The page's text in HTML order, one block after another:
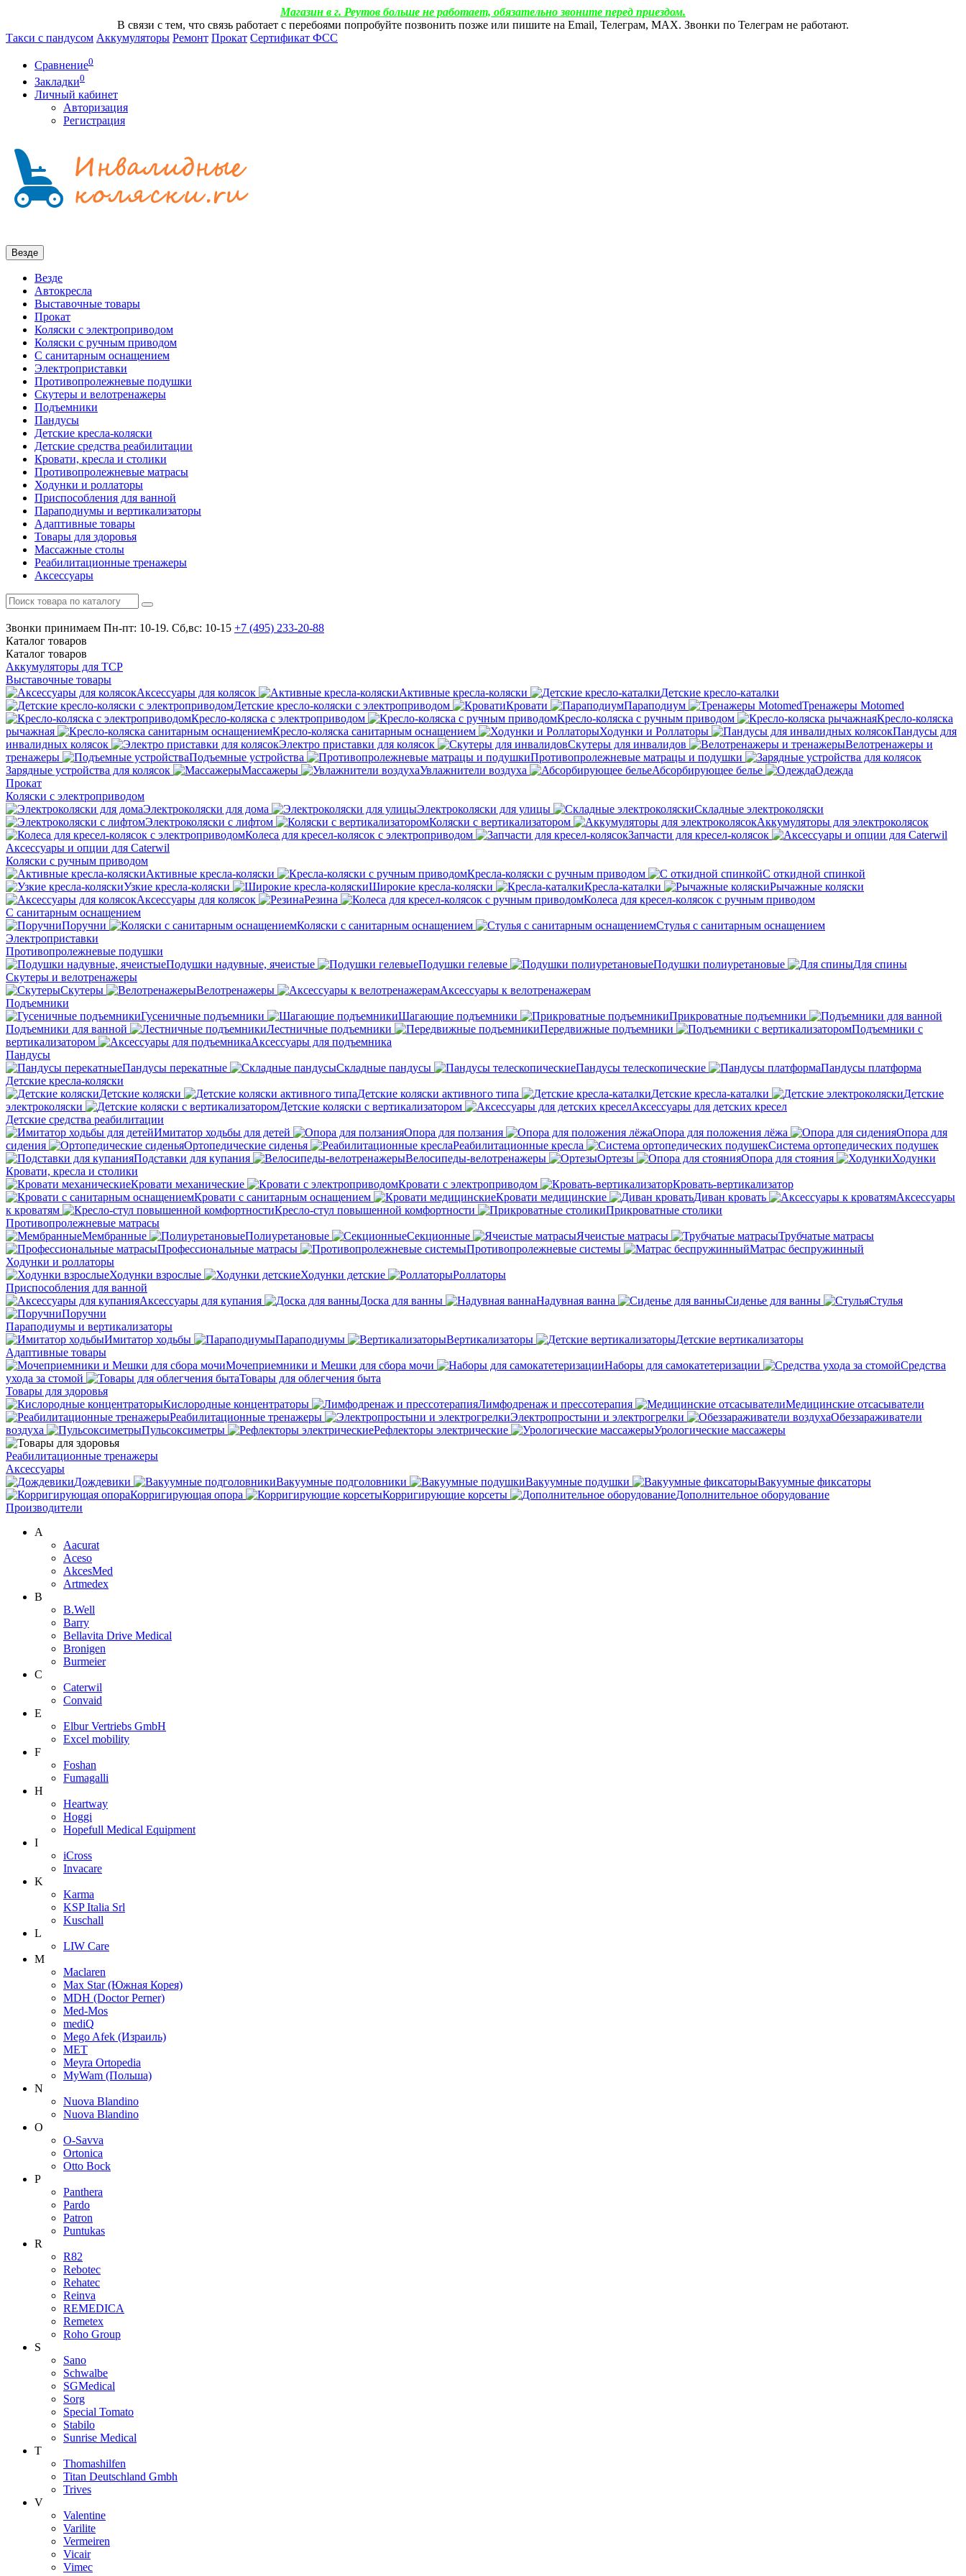
Магазин в г. Реутов больше не работает, обязательно звоните перед приездом.
В связи с тем, что связь работает с перебоями попробуйте позвонить позже или пишите на Email, Телеграм, МАХ. Звонки по Телеграм не работают.
Такси с пандусом Аккумуляторы Ремонт Прокат Сертификат ФСС
Сравнение0
Закладки0
Личный кабинет
Авторизация
Регистрация
Везде
Везде
Автокресла
Выставочные товары
Прокат
Коляски с электроприводом
Коляски с ручным приводом
С санитарным оснащением
Электроприставки
Противопролежневые подушки
Скутеры и велотренажеры
Подъемники
Пандусы
Детские кресла-коляски
Детские средства реабилитации
Кровати, кресла и столики
Противопролежневые матрасы
Ходунки и роллаторы
Приспособления для ванной
Параподиумы и вертикализаторы
Адаптивные товары
Товары для здоровья
Массажные столы
Реабилитационные тренажеры
Аксессуары
Звонки принимаем Пн-пт: 10-19. Сб,вс: 10-15 +7 (495) 233-20-88
Каталог товаров
Каталог товаров
Аккумуляторы для ТСР
Выставочные товары
Аксессуары для колясок
Активные кресла-коляски
Детские кресло-каталки
Детские кресло-коляски с электроприводом
Кровати Параподиум
Тренажеры Motomed
Кресло-коляска с электроприводом
Кресло-коляска с ручным приводом
Кресло-коляска
рычажная
Кресло-коляска санитарным оснащением Ходунки и Роллаторы
Пандусы для
инвалидных колясок
Электро приставки для колясок Скутеры для инвалидов
Велотренажеры и
тренажеры
Подъемные устройства
Противопролежневые матрацы и подушки
Зарядные устройства для колясок
Массажеры Увлажнители воздуха Абсорбирующее белье
Одежда
Прокат
Коляски с электроприводом
Электроколяски для дома
Электроколяски для улицы
Складные электроколяски
Электроколяски с лифтом
Коляски с вертикализатором
Аккумуляторы для электроколясок
Колеса для кресел-колясок с электроприводом
Запчасти для кресел-колясок
Аксессуары и опции для Caterwil
Коляски с ручным приводом
Активные кресла-коляски
Кресла-коляски с ручным приводом
С откидной спинкой
Узкие кресла-коляски
Широкие кресла-коляски Кресла-каталки
Рычажные коляски
Аксессуары для колясок
Резина
Колеса для кресел-колясок с ручным приводом
С санитарным оснащением
Поручни
Коляски с санитарным оснащением
Стулья с санитарным оснащением
Электроприставки
Противопролежневые подушки
Подушки надувные, ячеистые
Подушки гелевые Подушки полиуретановые
Для спины
Скутеры и велотренажеры
Скутеры
Велотренажеры
Аксессуары к велотренажерам
Подъемники
Гусеничные подъемники
Шагающие подъемники
Прикроватные подъемники
Подъемники для ванной
Лестничные подъемники Передвижные подъемники
Подъемники с
вертикализатором
Аксессуары для подъемника
Пандусы
Пандусы перекатные
Складные пандусы Пандусы телескопические
Пандусы платформа
Детские кресла-коляски
Детские коляски
Детские коляски активного типа Детские кресла-каталки
Детские
электроколяски
Детские коляски с вертикализатором
Аксессуары для детских кресел
Детские средства реабилитации
Имитатор ходьбы для детей
Опора для ползания Опора для положения лёжа
Опора для
сидения
Ортопедические сиденья Реабилитационные кресла
Система ортопедических подушек
Подставки для купания
Велосипеды-велотренажеры Ортезы Опора для стояния
Ходунки
Кровати, кресла и столики
Кровати механические
Кровати с электроприводом
Кровать-вертикализатор
Кровати с санитарным оснащением
Кровати медицинские Диван кровать
Аксессуары
к кроватям
Кресло-стул повышенной комфортности
Прикроватные столики
Противопролежневые матрасы
Мембранные
Полиуретановые Секционные Ячеистые матрасы
Трубчатые матрасы
Профессиональные матрасы
Противопролежневые системы
Матрас беспружинный
Ходунки и роллаторы
Ходунки взрослые
Ходунки детские
Роллаторы
Приспособления для ванной
Аксессуары для купания
Доска для ванны Надувная ванна Сиденье для ванны
Стулья
Поручни
Параподиумы и вертикализаторы
Имитатор ходьбы
Параподиумы Вертикализаторы
Детские вертикализаторы
Адаптивные товары
Мочеприемники и Мешки для сбора мочи
Наборы для самокатетеризации
Средства
ухода за стомой
Товары для облегчения быта
Товары для здоровья
Кислородные концентраторы
Лимфодренаж и прессотерапия
Медицинские отсасыватели
Реабилитационные тренажеры
Электропростыни и электрогрелки
Обеззараживатели
воздуха
Пульсоксиметры Рефлекторы электрические Урологические массажеры
Реабилитационные тренажеры
Аксессуары
Дождевики
Вакуумные подголовники Вакуумные подушки
Вакуумные фиксаторы
Корригирующая опора
Корригирующие корсеты
Дополнительное оборудование
Производители
A
Aacurat
Aceso
AkcesMed
Artmedex
B
B.Well
Barry
Bellavita Drive Medical
Bronigen
Burmeier
C
Caterwil
Convaid
E
Elbur Vertriebs GmbH
Excel mobility
F
Foshan
Fumagalli
H
Heartway
Hoggi
Hopefull Medical Equipment
I
iCross
Invacare
K
Karma
KSP Italia Srl
Kuschall
L
LIW Care
M
Maclaren
Max Star (Южная Корея)
MDH (Doctor Perner)
Med-Mos
mediQ
Mego Afek (Израиль)
MET
Meyra Ortopedia
MyWam (Польша)
N
Nuova Blandino
Nuova Blandino
O
O-Savva
Ortonica
Otto Bock
P
Panthera
Pardo
Patron
Puntukas
R
R82
Rebotec
Rehatec
Reinva
REMEDICA
Remetex
Roho Group
S
Sano
Schwalbe
SGMedical
Sorg
Special Tomato
Stabilo
Sunrise Medical
T
Thomashilfen
Titan Deutschland Gmbh
Trives
V
Valentine
Varilite
Vermeiren
Vicair
Vimec